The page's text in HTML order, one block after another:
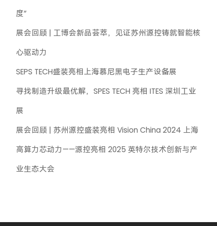
度”
展会回顾 | 工博会新品荟萃，见证苏州源控铸就智能核
心驱动力
SEPS TECH盛装亮相上海慕尼黑电子生产设备展
寻找制造升级最优解，SPES TECH 亮相 ITES 深圳工业
展
展会回顾 | 苏州源控盛装亮相 Vision China 2024 上海
高算力芯动力——源控亮相 2025 英特尔技术创新与产
业生态大会